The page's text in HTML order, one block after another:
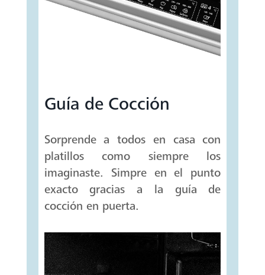
Guía de Cocción
Sorprende a todos en casa con
platillos como siempre los
imaginaste. Simpre en el punto
exacto gracias a la guía de
cocción en puerta.